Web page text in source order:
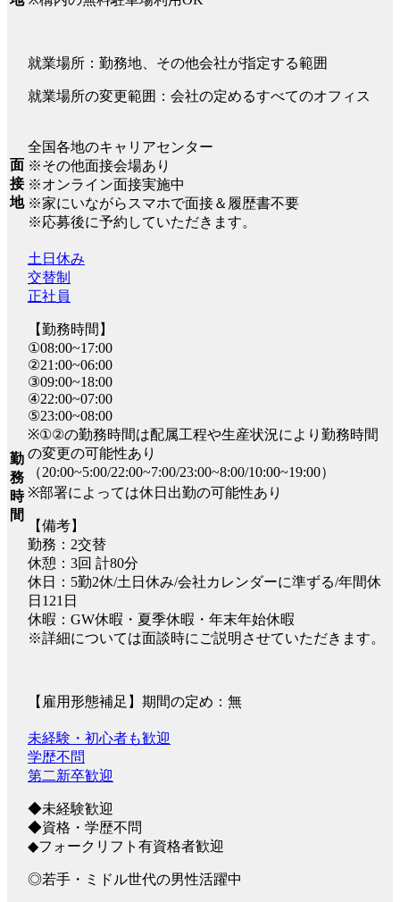
就業場所：勤務地、その他会社が指定する範囲
就業場所の変更範囲：会社の定めるすべてのオフィス
面
接
地
全国各地のキャリアセンター
※その他面接会場あり
※オンライン面接実施中
※家にいながらスマホで面接＆履歴書不要
※応募後に予約していただきます。
勤
務
時
間
土日休み
交替制
正社員
【勤務時間】
①08:00~17:00
②21:00~06:00
③09:00~18:00
④22:00~07:00
⑤23:00~08:00
※①②の勤務時間は配属工程や生産状況により勤務時間
の変更の可能性あり
（20:00~5:00/22:00~7:00/23:00~8:00/10:00~19:00）
※部署によっては休日出勤の可能性あり
【備考】
勤務：2交替
休憩：3回 計80分
休日：5勤2休/土日休み/会社カレンダーに準ずる/年間休
日121日
休暇：GW休暇・夏季休暇・年末年始休暇
※詳細については面談時にご説明させていただきます。
【雇用形態補足】期間の定め：無
未経験・初心者も歓迎
学歴不問
第二新卒歓迎
◆未経験歓迎
◆資格・学歴不問
◆フォークリフト有資格者歓迎
◎若手・ミドル世代の男性活躍中